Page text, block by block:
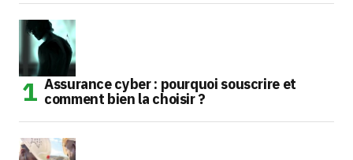
Assurance cyber : pourquoi souscrire et
comment bien la choisir ?